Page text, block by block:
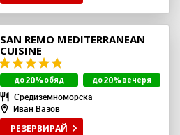
SAN REMO MEDITERRANEAN
CUISINE
до20% обяд до20% вечеря
Средиземноморска
Иван Вазов
РЕЗЕРВИРАЙ